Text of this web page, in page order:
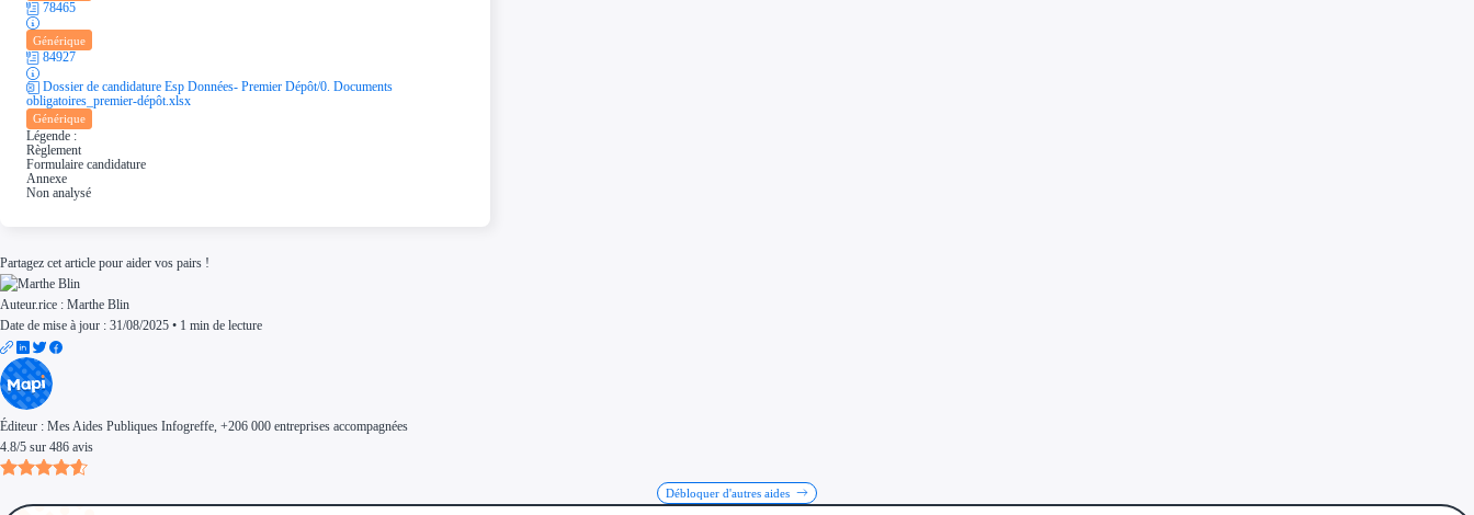
78465
Générique
84927
Dossier de candidature Esp Données- Premier Dépôt/0. Documents
obligatoires_premier-dépôt.xlsx
Générique
Légende :
Règlement
Formulaire candidature
Annexe
Non analysé
Partagez cet article pour aider vos pairs !
Auteur.rice : Marthe Blin
Date de mise à jour : 31/08/2025 • 1 min de lecture
Éditeur : Mes Aides Publiques Infogreffe, +206 000 entreprises accompagnées
4.8/5 sur 486 avis
Débloquer d'autres aides